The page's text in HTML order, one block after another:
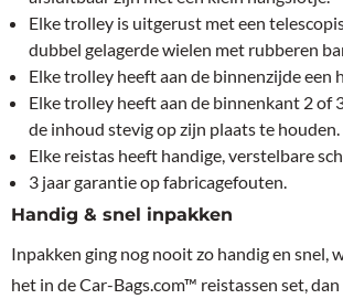
Elke trolley is uitgerust met een
dubbel gelagerde wielen met rubberen
Elke trolley heeft aan de binnenzijde een
Elke trolley heeft aan de binnenkant 2 of
de inhoud stevig op zijn plaats te houden.
Elke reistas heeft handige, verstelbare
3 jaar garantie op fabricagefouten.
Handig & snel inpakken
Inpakken ging nog nooit zo handig en snel,
het in de Car-Bags.com™ reistassen set,